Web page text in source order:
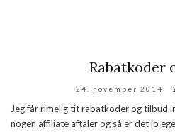
Rabatkoder
24. november 2014
Jeg får rimelig tit rabatkoder og tilbud
nogen affiliate aftaler og så er det jo